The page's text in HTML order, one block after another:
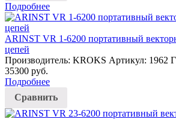
Подробнее
ARINST VR 1-6200 портативный
цепей
Производитель: KROKS Артикул: 1962
35300 руб.
Подробнее
Сравнить